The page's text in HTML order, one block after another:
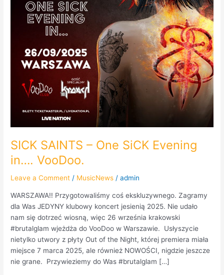
SICK SAINTS – One SiCK Evening
in…. VooDoo.
Leave a Comment / MusicNews /admin
WARSZAWA!! Przygotowaliśmy coś ekskluzywnego. Zagramy
dla Was JEDYNY klubowy koncert jesienią 2025. Nie udało
nam się dotrzeć wiosną, więc 26 września krakowski
#brutalglam wjeżdża do VooDoo w Warszawie. Usłyszycie
nietylko utwory z płyty Out of the Night, której premiera miała
miejsce 7 marca 2025, ale również NOWOŚCI, nigdzie jeszcze
nie grane. Przywieziemy do Was #brutalglam […]
VooDoo.